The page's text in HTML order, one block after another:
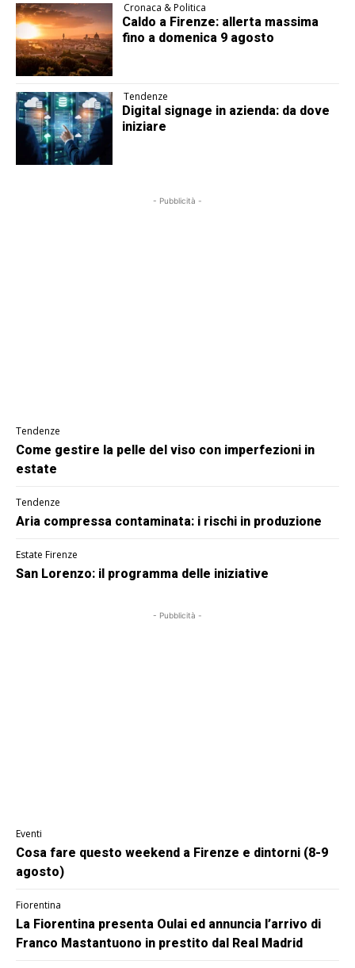
Cronaca & Politica
Caldo a Firenze: allerta massima
fino a domenica 9 agosto
Tendenze
Digital signage in azienda: da dove
iniziare
- Pubblicità -
Tendenze
Come gestire la pelle del viso con imperfezioni in
estate
Tendenze
Aria compressa contaminata: i rischi in produzione
Estate Firenze
San Lorenzo: il programma delle iniziative
- Pubblicità -
Eventi
Cosa fare questo weekend a Firenze e dintorni (8-9
agosto)
Fiorentina
La Fiorentina presenta Oulai ed annuncia l’arrivo di
Franco Mastantuono in prestito dal Real Madrid